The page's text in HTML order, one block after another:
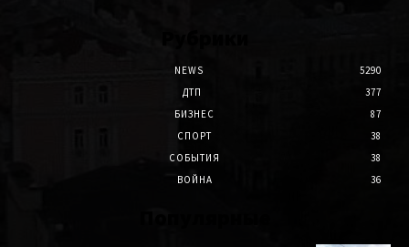
NEWS
5290
ДТП
377
БИЗНЕС
87
СПОРТ
38
СОБЫТИЯ
38
ВОЙНА
36